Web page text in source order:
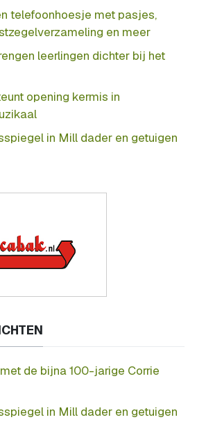
telefoonhoesje met pasjes,
en meer
leerlingen dichter bij het
opening kermis in
in Mill dader en getuigen
de bijna 100-jarige Corrie
in Mill dader en getuigen